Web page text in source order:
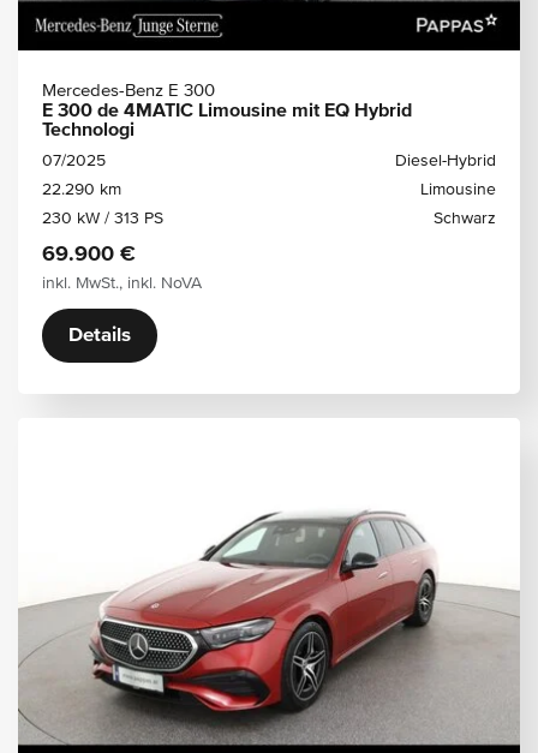
Mercedes-Benz E 300
E 300 de 4MATIC Limousine mit EQ Hybrid
Technologi
07/2025
Diesel-Hybrid
22.290 km
Limousine
230 kW / 313 PS
Schwarz
69.900 €
inkl. MwSt., inkl. NoVA
Details